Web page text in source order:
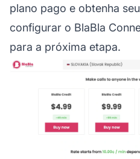
plano pago e obtenha
configurar o BlaBla
para a próxima etapa.